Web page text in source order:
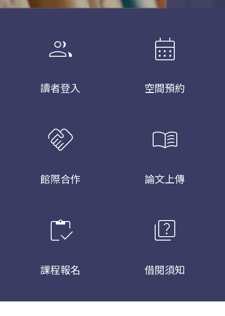
group
讀者登入
calendar_month
空間預約
handshake
館際合作
menu_book
論文上傳
inventory
課程報名
quiz
借閱須知